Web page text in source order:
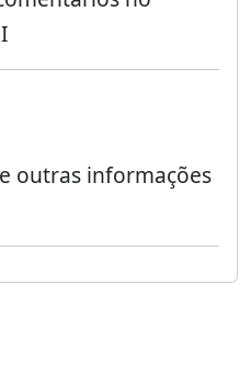
outras informações